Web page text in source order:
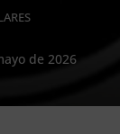
de 2026